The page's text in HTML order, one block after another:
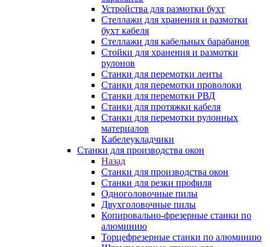
Устройства для размотки бухт
Стеллажи для хранения и размотки
бухт кабеля
Стеллажи для кабельных барабанов
Стойки для хранения и размотки
рулонов
Станки для перемотки ленты
Станки для перемотки проволоки
Станки для перемотки РВД
Станки для протяжки кабеля
Станки для перемотки рулонных
материалов
Кабелеукладчики
Станки для производства окон
Назад
Станки для производства окон
Станки для резки профиля
Одноголовочные пилы
Двухголовочные пилы
Копировально-фрезерные станки по
алюминию
Торцефрезерные станки по алюминию